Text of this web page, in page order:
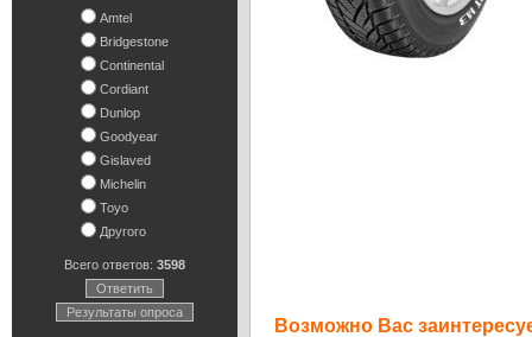
Amtel
Bridgestone
Continental
Cordiant
Dunlop
Goodyear
Gislaved
Michelin
Toyo
Другого
Всего ответов: 3598
Ответить
Результаты опроса
Возможно Вас